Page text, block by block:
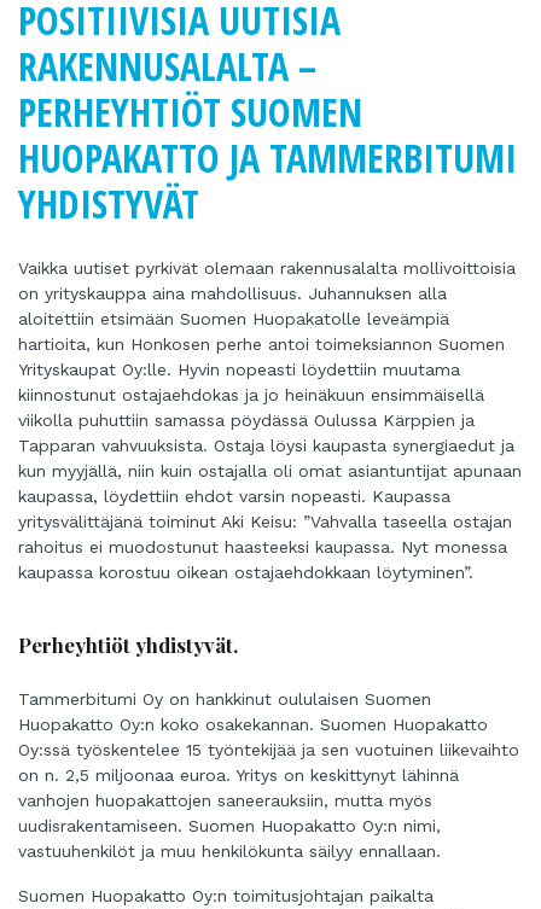
POSITIIVISIA UUTISIA
RAKENNUSALALTA –
PERHEYHTIÖT SUOMEN
HUOPAKATTO JA TAMMERBITUMI
YHDISTYVÄT
Vaikka uutiset pyrkivät olemaan rakennusalalta mollivoittoisia
on yrityskauppa aina mahdollisuus. Juhannuksen alla
aloitettiin etsimään Suomen Huopakatolle leveämpiä
hartioita, kun Honkosen perhe antoi toimeksiannon Suomen
Yrityskaupat Oy:lle. Hyvin nopeasti löydettiin muutama
kiinnostunut ostajaehdokas ja jo heinäkuun ensimmäisellä
viikolla puhuttiin samassa pöydässä Oulussa Kärppien ja
Tapparan vahvuuksista. Ostaja löysi kaupasta synergiaedut ja
kun myyjällä, niin kuin ostajalla oli omat asiantuntijat apunaan
kaupassa, löydettiin ehdot varsin nopeasti. Kaupassa
yritysvälittäjänä toiminut Aki Keisu: ”Vahvalla taseella ostajan
rahoitus ei muodostunut haasteeksi kaupassa. Nyt monessa
kaupassa korostuu oikean ostajaehdokkaan löytyminen”.
Perheyhtiöt yhdistyvät.
Tammerbitumi Oy on hankkinut oululaisen Suomen
Huopakatto Oy:n koko osakekannan. Suomen Huopakatto
Oy:ssä työskentelee 15 työntekijää ja sen vuotuinen liikevaihto
on n. 2,5 miljoonaa euroa. Yritys on keskittynyt lähinnä
vanhojen huopakattojen saneerauksiin, mutta myös
uudisrakentamiseen. Suomen Huopakatto Oy:n nimi,
vastuuhenkilöt ja muu henkilökunta säilyy ennallaan.
Suomen Huopakatto Oy:n toimitusjohtajan paikalta